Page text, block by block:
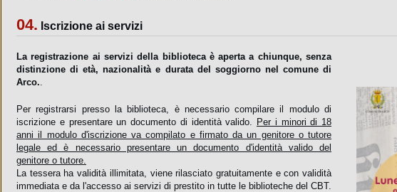
04. Iscrizione ai servizi
La registrazione ai servizi della biblioteca è aperta a chiunque, senza
distinzione di età, nazionalità e durata del soggiorno nel comune di
Arco..
Per registrarsi presso la biblioteca, è necessario compilare il modulo di
iscrizione e presentare un documento di identità valido. Per i minori di 18
anni il modulo d'iscrizione va compilato e firmato da un genitore o tutore
legale ed è necessario presentare un documento d'identità valido del
genitore o tutore.
La tessera ha validità illimitata, viene rilasciato gratuitamente e con validità
immediata e da l'accesso ai servizi di prestito in tutte le biblioteche del CBT.